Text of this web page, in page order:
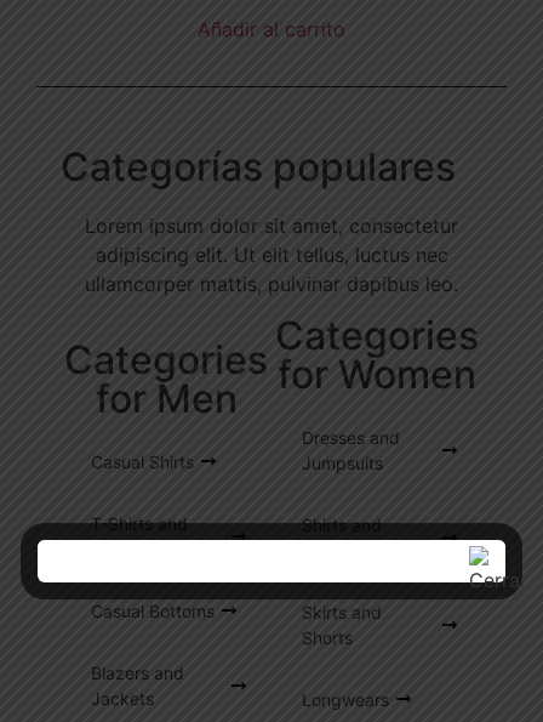
Añadir al carrito
Categorías populares
Lorem ipsum dolor sit amet, consectetur
adipiscing elit. Ut elit tellus, luctus nec
ullamcorper mattis, pulvinar dapibus leo.
Categories
for Men
Casual Shirts
T-Shirts and
Casual Bottoms
Blazers and
Jackets
Categories
for Women
Dresses and
Jumpsuits
Shirts and
Skirts and
Shorts
Longwears